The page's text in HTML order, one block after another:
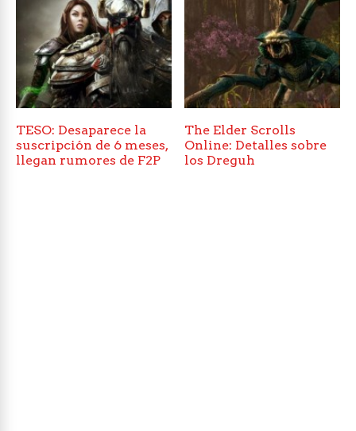
TESO: Desaparece la
suscripción de 6 meses,
llegan rumores de F2P
The Elder Scrolls
Online: Detalles sobre
los Dreguh